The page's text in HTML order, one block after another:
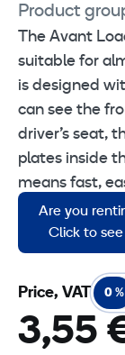
Product
The Avant
suitable for
is designed
can see the
driver’s seat,
plates inside
means fast,
Suitable for
Are you
Click to see
Price, VAT 0 %
3,55